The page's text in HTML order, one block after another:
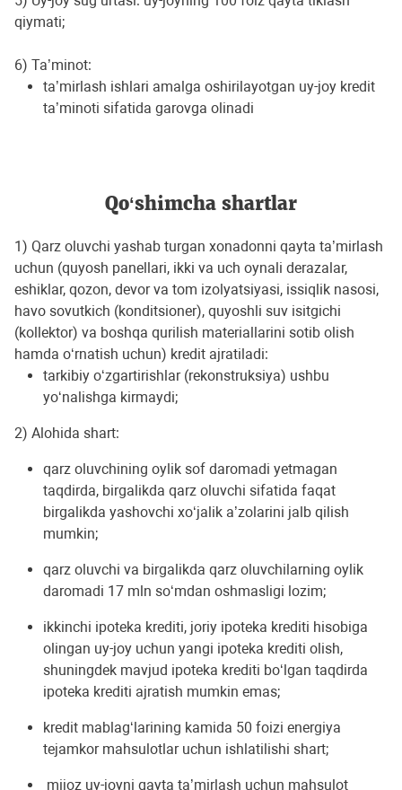
qiymati;
6) Ta’minot:
ta’mirlash ishlari amalga oshirilayotgan uy-joy kredit
ta’minoti sifatida garovga olinadi
Qo‘shimcha shartlar
1) Qarz oluvchi yashab turgan xonadonni qayta ta’mirlash
uchun (quyosh panellari, ikki va uch oynali derazalar,
eshiklar, qozon, devor va tom izolyatsiyasi, issiqlik nasosi,
havo sovutkich (konditsioner), quyoshli suv isitgichi
(kollektor) va boshqa qurilish materiallarini sotib olish
hamda o‘rnatish uchun) kredit ajratiladi:
tarkibiy o‘zgartirishlar (rekonstruksiya) ushbu
yo‘nalishga kirmaydi;
2) Alohida shart:
qarz oluvchining oylik sof daromadi yetmagan
taqdirda, birgalikda qarz oluvchi sifatida faqat
birgalikda yashovchi xo‘jalik a’zolarini jalb qilish
mumkin;
qarz oluvchi va birgalikda qarz oluvchilarning oylik
daromadi 17 mln so‘mdan oshmasligi lozim;
ikkinchi ipoteka krediti, joriy ipoteka krediti hisobiga
olingan uy-joy uchun yangi ipoteka krediti olish,
shuningdek mavjud ipoteka krediti bo‘lgan taqdirda
ipoteka krediti ajratish mumkin emas;
kredit mablag‘larining kamida 50 foizi energiya
tejamkor mahsulotlar uchun ishlatilishi shart;
mijoz uy-joyni qayta ta’mirlash uchun mahsulot